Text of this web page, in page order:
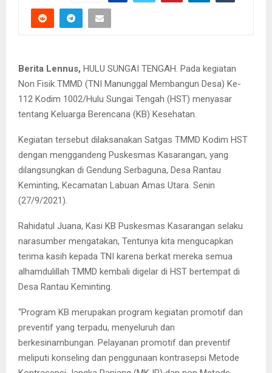
Berita Lennus, HULU SUNGAI TENGAH. Pada kegiatan
Non Fisik TMMD (TNI Manunggal Membangun Desa) Ke-
112 Kodim 1002/Hulu Sungai Tengah (HST) menyasar
tentang Keluarga Berencana (KB) Kesehatan.
Kegiatan tersebut dilaksanakan Satgas TMMD Kodim HST
dengan menggandeng Puskesmas Kasarangan, yang
dilangsungkan di Gendung Serbaguna, Desa Rantau
Keminting, Kecamatan Labuan Amas Utara. Senin
(27/9/2021).
Rahidatul Juana, Kasi KB Puskesmas Kasarangan selaku
narasumber mengatakan, Tentunya kita mengucapkan
terima kasih kepada TNI karena berkat mereka semua
alhamdulillah TMMD kembali digelar di HST bertempat di
Desa Rantau Keminting.
“Program KB merupakan program kegiatan promotif dan
preventif yang terpadu, menyeluruh dan
berkesinambungan. Pelayanan promotif dan preventif
meliputi konseling dan penggunaan kontrasepsi Metode